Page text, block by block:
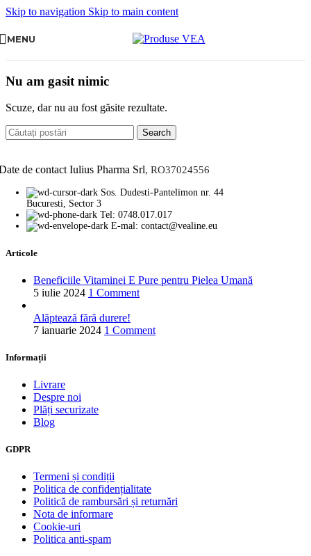
Skip to navigation Skip to main content
MENU
Nu am gasit nimic
Scuze, dar nu au fost găsite rezultate.
Search
de contact Iulius Pharma Srl, RO37024556
Sos. Dudesti-Pantelimon nr. 44
Bucuresti, Sector 3
Tel: 0748.017.017
E-mal: contact@vealine.eu
Articole
Beneficiile Vitaminei E Pure pentru Pielea Umană
5 iulie 2024 1 Comment
Alăptează fără durere!
7 ianuarie 2024 1 Comment
Informații
Livrare
Despre noi
Plăți securizate
Blog
GDPR
Termeni și condiții
Politica de confidențialitate
Politică de rambursări și returnări
Nota de informare
Cookie-uri
Politica anti-spam